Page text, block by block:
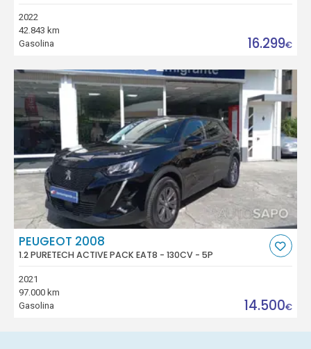
2022
42.843 km
Gasolina
16.299€
PEUGEOT 2008
1.2 PURETECH ACTIVE PACK EAT8 - 130CV - 5P
2021
97.000 km
Gasolina
14.500€